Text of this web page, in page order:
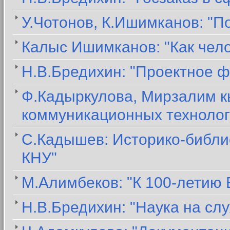
У.Чотонов, К.Ишимканов:
Калыс Ишимканов: "Как
Н.В.Бредихин: "Проектное
Ф.Кадыркулова, Мирзалим
коммуникационных
С.Кадышев: Историко-
КНУ"
М.Алимбеков: "К 100-летию
Н.В.Бредихин: "Наука на